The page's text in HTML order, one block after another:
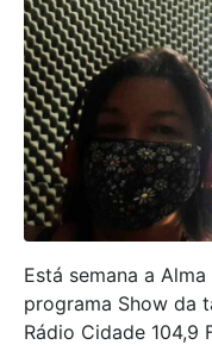
Está semana a
programa Show da
Rádio Cidade 104,9